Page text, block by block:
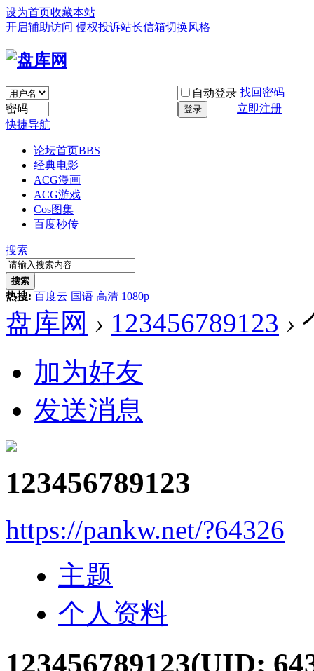
设为首页收藏本站
开启辅助访问 侵权投诉站长信箱切换风格
自动登录 找回密码
密码
登录
立即注册
快捷导航
论坛首页BBS
经典电影
ACG漫画
ACG游戏
Cos图集
百度秒传
搜索
搜索
热搜: 百度云 国语 高清 1080p
盘库网 › 123456789123 ›
加为好友
发送消息
123456789123
https://pankw.net/?64326
主题
个人资料
123456789123(UID: